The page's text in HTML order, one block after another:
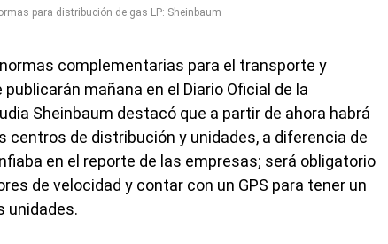
para distribución de gas LP: Sheinbaum
complementarias para el transporte y
mañana en el Diario Oficial de la
Sheinbaum destacó que a partir de ahora habrá
de distribución y unidades, a diferencia de
en el reporte de las empresas; será obligatorio
de velocidad y contar con un GPS para tener un
unidades.